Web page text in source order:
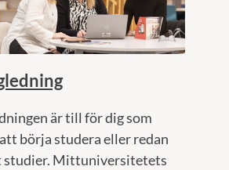
är till för dig som
börja studera eller redan
studier. Mittuniversitetets